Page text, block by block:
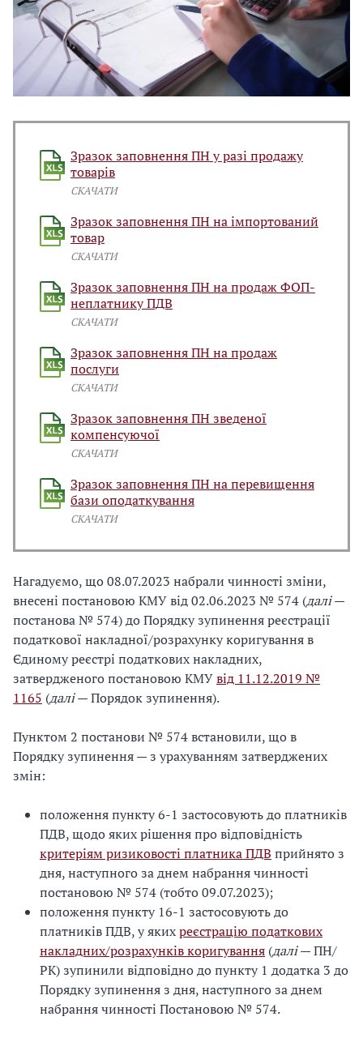
Зразок заповнення ПН у разі продажу
товарів
СКАЧАТИ
Зразок заповнення ПН на імпортований
товар
СКАЧАТИ
Зразок заповнення ПН на продаж ФОП-
неплатнику ПДВ
СКАЧАТИ
Зразок заповнення ПН на продаж
послуги
СКАЧАТИ
Зразок заповнення ПН зведеної
компенсуючої
СКАЧАТИ
Зразок заповнення ПН на перевищення
бази оподаткування
СКАЧАТИ
Нагадуємо, що 08.07.2023 набрали чинності зміни,
внесені постановою КМУ від 02.06.2023 № 574 (далі—
постанова № 574) до Порядку зупинення реєстрації
податкової накладної/розрахунку коригування в
Єдиному реєстрі податкових накладних,
затвердженого постановою КМУвід 11.12.2019 №
1165 (далі— Порядок зупинення).
Пунктом 2 постанови № 574 встановили, що в
Порядку зупинення — з урахуванням затверджених
змін:
положення пункту 6-1 застосовують до платників
ПДВ, щодо яких рішення про відповідність
критеріям ризиковості платника ПДВ прийнято з
дня, наступного за днем набрання чинності
постановою № 574 (тобто 09.07.2023);
положення пункту 16-1 застосовують до
платників ПДВ, у якихреєстрацію податкових
накладних/розрахунків коригування (далі— ПН/
РК) зупинили відповідно до пункту 1 додатка 3 до
Порядку зупинення з дня, наступного за днем
набрання чинності Постановою № 574.